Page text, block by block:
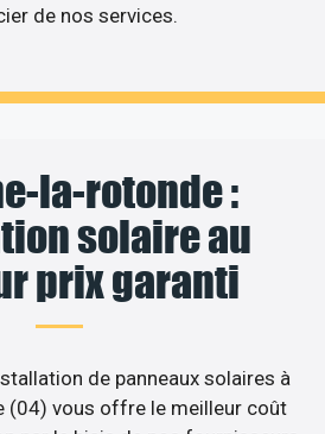
de nos services.
la-rotonde :
solaire au
prix garanti
de panneaux solaires à
(04) vous offre le meilleur coût